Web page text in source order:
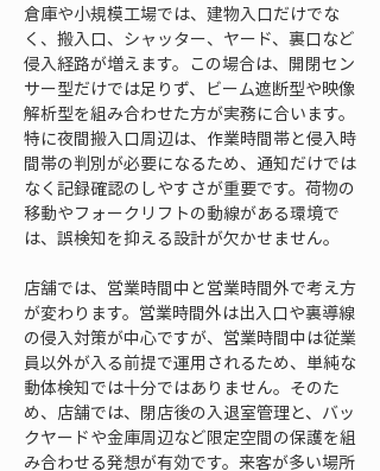
倉庫や小規模工場では、建物入口だけでな
く、搬入口、シャッター、ヤード、裏口など
侵入経路が増えます。この場合は、開閉セン
サー型だけでは足りず、ビーム遮断型や映像
解析型を組み合わせた方が実務に合います。
特に夜間搬入口周辺は、作業時間帯と侵入時
間帯の判別が必要になるため、通知だけでは
なく記録確認のしやすさが重要です。荷物の
移動やフォークリフトの動線がある環境で
は、誤検知を抑える設計が欠かせません。
店舗では、営業時間中と営業時間外で考え方
が変わります。営業時間外は出入口や裏導線
の侵入対策が中心ですが、営業時間中は従業
員以外が入る前提で運用されるため、単純な
動体検知では十分ではありません。そのた
め、店舗では、閉店後の入退室管理と、バッ
クヤードや金庫周辺など限定空間の保護を組
み合わせる発想が有効です。来客が多い場所